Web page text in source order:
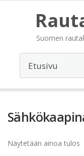
Suomen
Näytetään ainoa tulos